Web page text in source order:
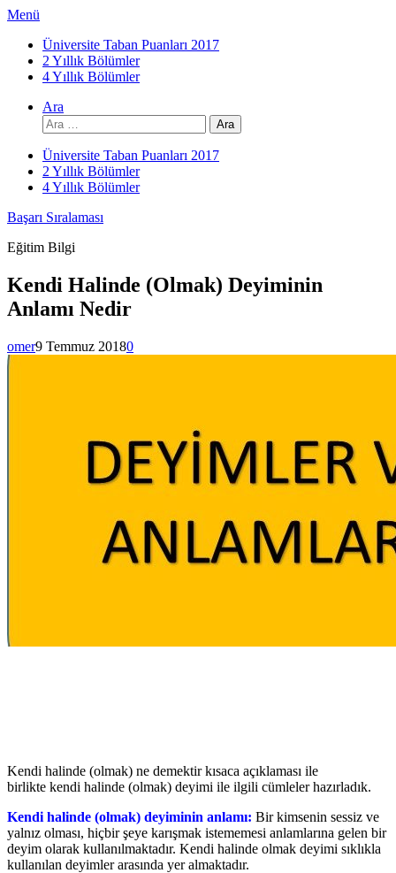
İçeriğe
Menü
Üniversite Taban Puanları 2017
2 Yıllık Bölümler
4 Yıllık Bölümler
Ara
Arama:
Üniversite Taban Puanları 2017
2 Yıllık Bölümler
4 Yıllık Bölümler
Başarı Sıralaması
Eğitim Bilgi
Kendi Halinde (Olmak) Deyiminin
Anlamı Nedir
omer9 Temmuz 20180
Kendi halinde (olmak) ne demektir kısaca açıklaması ile
birlikte kendi halinde (olmak) deyimi ile ilgili cümleler hazırladık.
Kendi halinde (olmak) deyiminin anlamı: Bir kimsenin sessiz ve
yalnız olması, hiçbir şeye karışmak istememesi anlamlarına gelen bir
deyim olarak kullanılmaktadır. Kendi halinde olmak deyimi sıklıkla
kullanılan deyimler arasında yer almaktadır.